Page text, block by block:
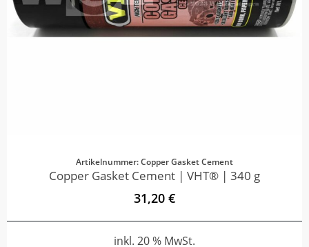
Artikelnummer: Copper Gasket Cement
Copper Gasket Cement | VHT® | 340 g
31,20 €
inkl. 20 % MwSt.